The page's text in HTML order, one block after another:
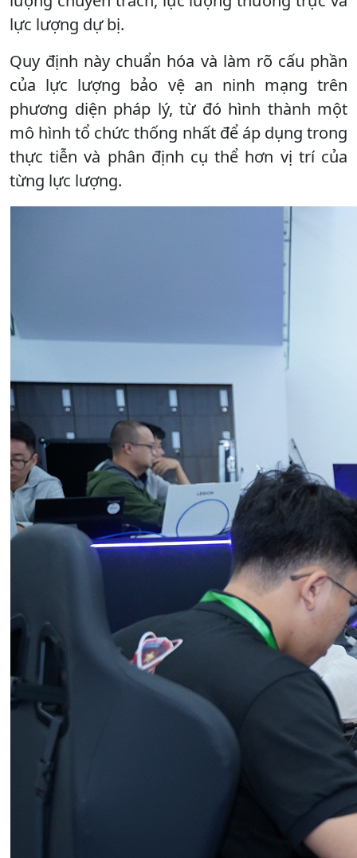
lực lượng dự bị.
Quy định này chuẩn hóa và làm rõ cấu phần
của lực lượng bảo vệ an ninh mạng trên
phương diện pháp lý, từ đó hình thành một
mô hình tổ chức thống nhất để áp dụng trong
thực tiễn và phân định cụ thể hơn vị trí của
từng lực lượng.